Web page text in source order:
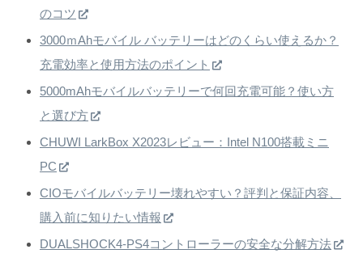
のコツ
3000ｍAhモバイル バッテリーはどのくらい使えるか？
充電効率と使用方法のポイント
5000mAhモバイルバッテリーで何回充電可能？使い方
と選び方
CHUWI LarkBox X2023レビュー：Intel N100搭載ミニ
PC
CIOモバイルバッテリー壊れやすい？評判と保証内容、
購入前に知りたい情報
DUALSHOCK4-PS4コントローラーの安全な分解方法